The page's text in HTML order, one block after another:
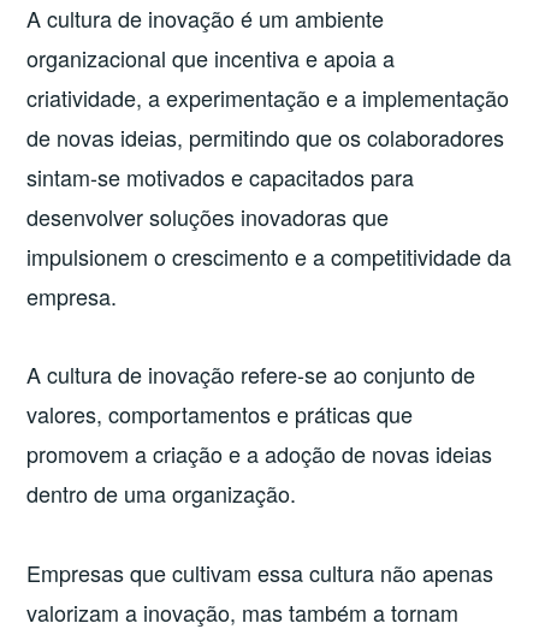
A cultura de inovação é um ambiente
organizacional que incentiva e apoia a
criatividade, a experimentação e a implementação
de novas ideias, permitindo que os colaboradores
sintam-se motivados e capacitados para
desenvolver soluções inovadoras que
impulsionem o crescimento e a competitividade da
empresa.
A cultura de inovação refere-se ao conjunto de
valores, comportamentos e práticas que
promovem a criação e a adoção de novas ideias
dentro de uma organização.
Empresas que cultivam essa cultura não apenas
valorizam a inovação, mas também a tornam